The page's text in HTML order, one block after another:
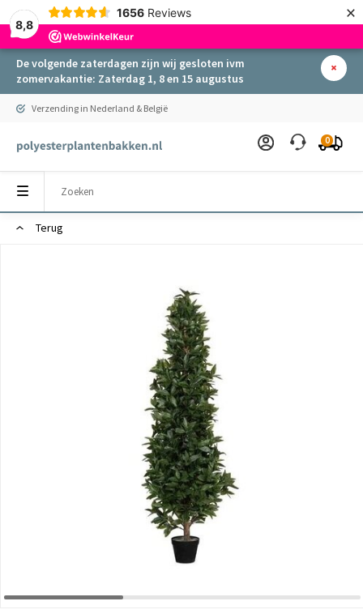
8,8
1656 Reviews ×
De volgende zaterdagen zijn wij gesloten ivm
zomervakantie: Zaterdag 1, 8 en 15 augustus
Verzending in Nederland & België
0
Terug